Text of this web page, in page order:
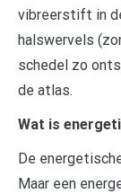
vibreerstift in
halswervels
schedel zo
de atlas.
Wat is
De
Maar een